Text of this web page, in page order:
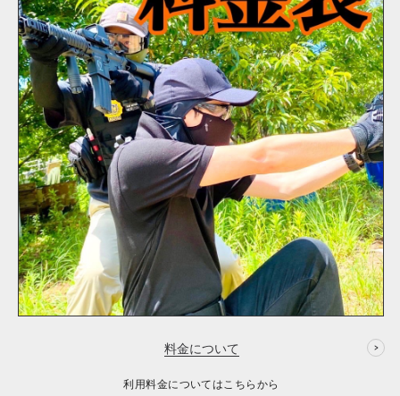
料金について
利用料金についてはこちらから